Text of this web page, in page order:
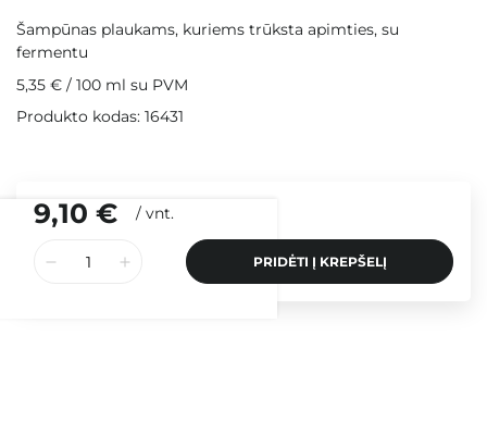
9,10 € / vnt.
PRIDĖTI Į KREPŠELĮ
Šampūnas plaukams, kuriems trūksta apimties, su
fermentu
5,35 € / 100 ml su PVM
Produkto kodas: 16431